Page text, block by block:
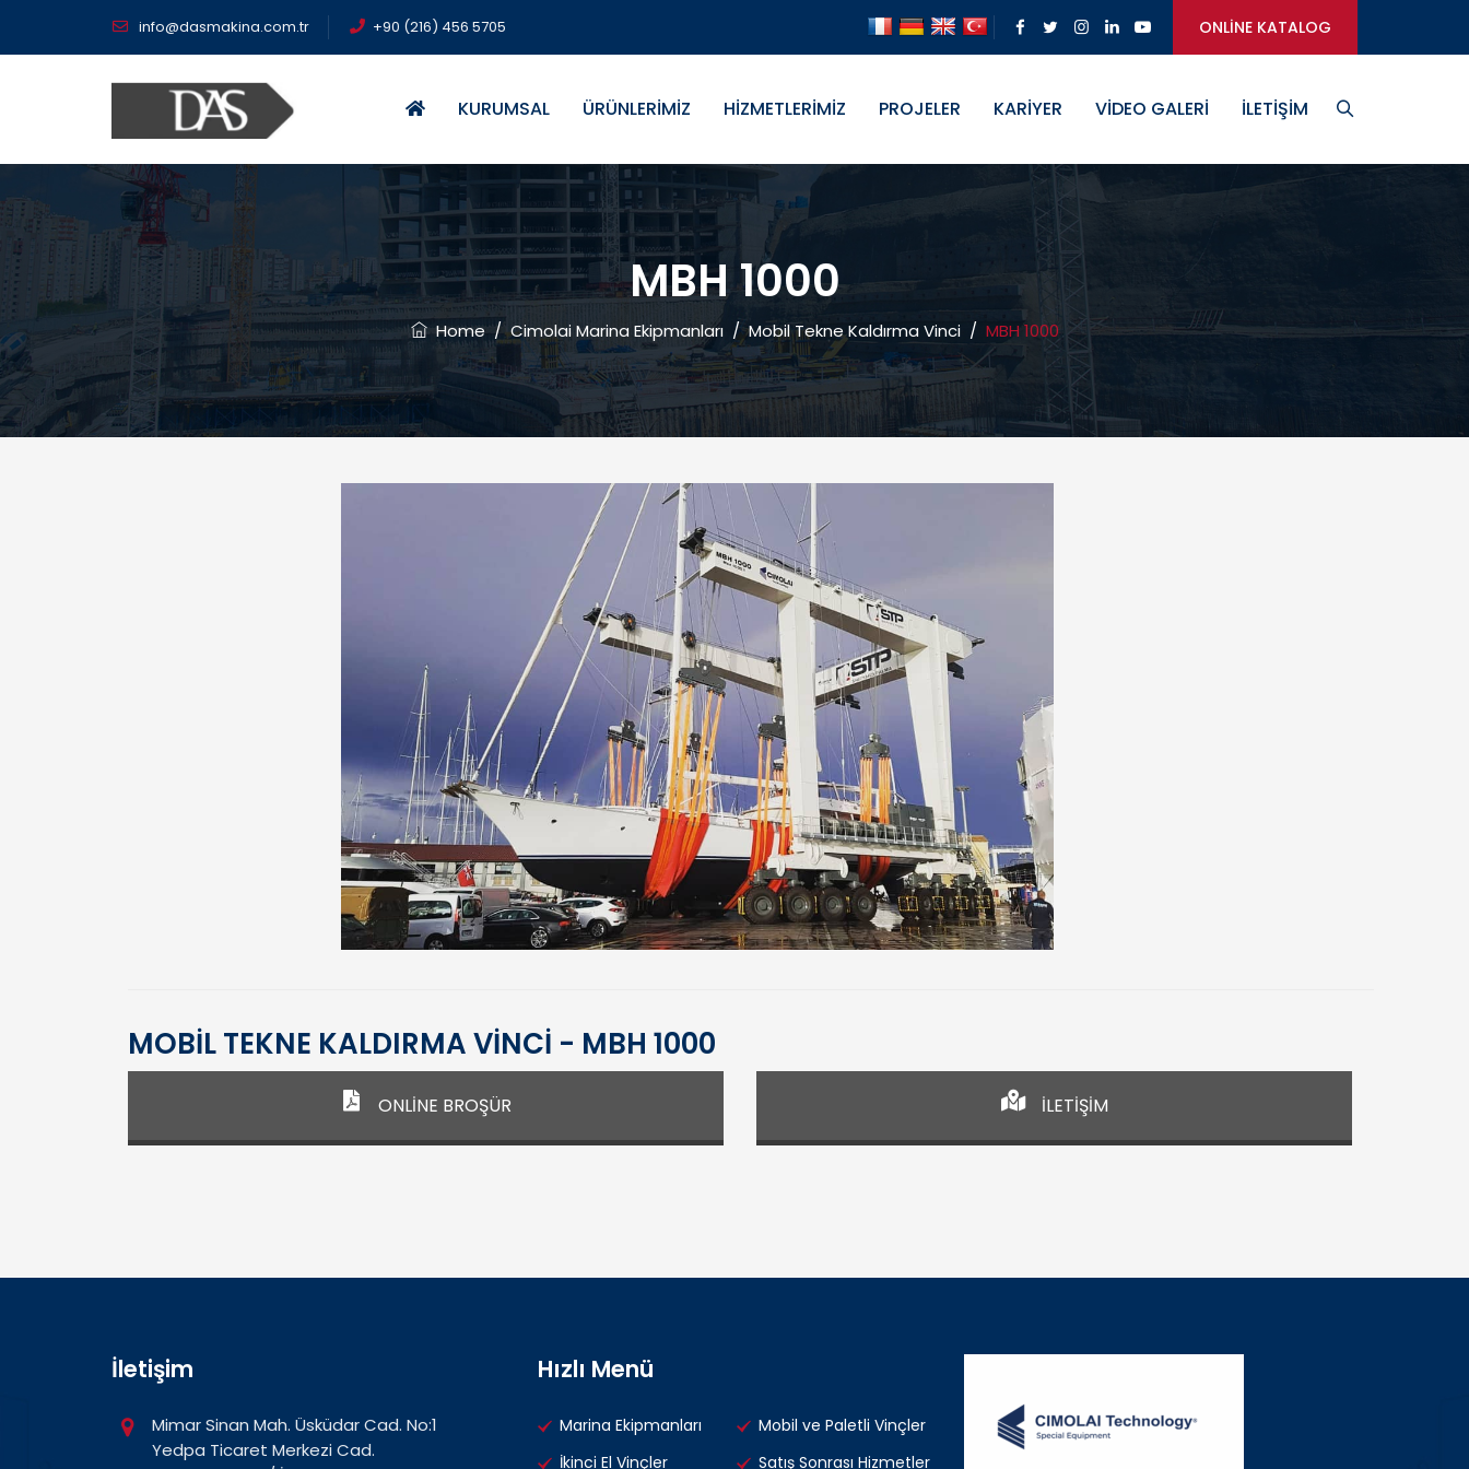
info@dasmakina.com.tr +90 (216) 456 5705 ONLİNE KATALOG
KURUMSAL ÜRÜNLERİMİZ HİZMETLERİMİZ PROJELER KARİYER VİDEO GALERİ İLETİŞİM
MBH 1000
Home/Cimolai Marina Ekipmanları/Mobil Tekne Kaldırma Vinci/ MBH 1000
MOBİL TEKNE KALDIRMA VİNCİ - MBH 1000
ONLİNE BROŞÜR İLETİŞİM
İletişim
Mimar Sinan Mah. Üsküdar Cad. No:1
Yedpa Ticaret Merkezi Cad.
Hızlı Menü
Marina Ekipmanları
Mobil ve Paletli Vinçler
İkinci El Vinçler
Satış Sonrası Hizmetler